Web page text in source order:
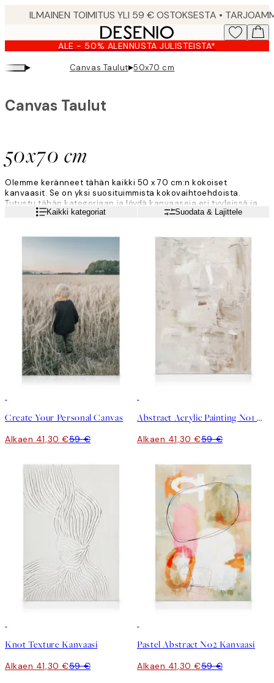
content.
ALE - 50% ALENNUSTA JULISTEISTA*
▸ Canvas Taulut▸50x70 cm
50x70 cm
Canvas Taulut
Olemme keränneet tähän kaikki 50 x 70 cm:n kokoiset
kanvaasit. Se on yksi suosituimmista kokovaihtoehdoista.
Tutustu tähän kategoriaan ja löydä kanvaaseja eri tyyleissä ja
kuvioissa, joilla sisustat kotisi.
Lue lisää Kaikki kategoriat Suodata & Lajittele
Create Your Personal Canvas
Alkaen 41,30 €59 €
Abstract Acrylic Painting No1 Kanvaasi
Alkaen 41,30 €59 €
Knot Texture Kanvaasi
Alkaen 41,30 €59 €
Pastel Abstract No2 Kanvaasi
Alkaen 41,30 €59 €